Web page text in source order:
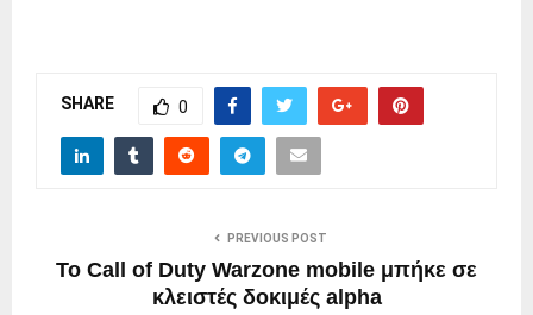
SHARE 0
PREVIOUS POST
Το Call of Duty Warzone mobile μπήκε σε
κλειστές δοκιμές alpha